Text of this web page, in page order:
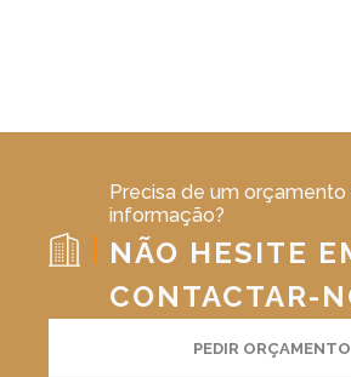
Precisa de um
informação?
NÃO HESITE
CONTACTAR-
PEDIR ORÇAMENTO